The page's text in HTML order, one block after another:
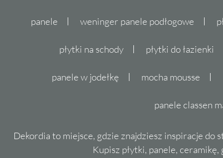
panele weninger panele podłogowe
płytki na schody płytki do łazienki
panele w jodełkę mocha mousse
panele classen
Dekordia to miejsce, gdzie znajdziesz inspiracje do
Kupisz płytki, panele,